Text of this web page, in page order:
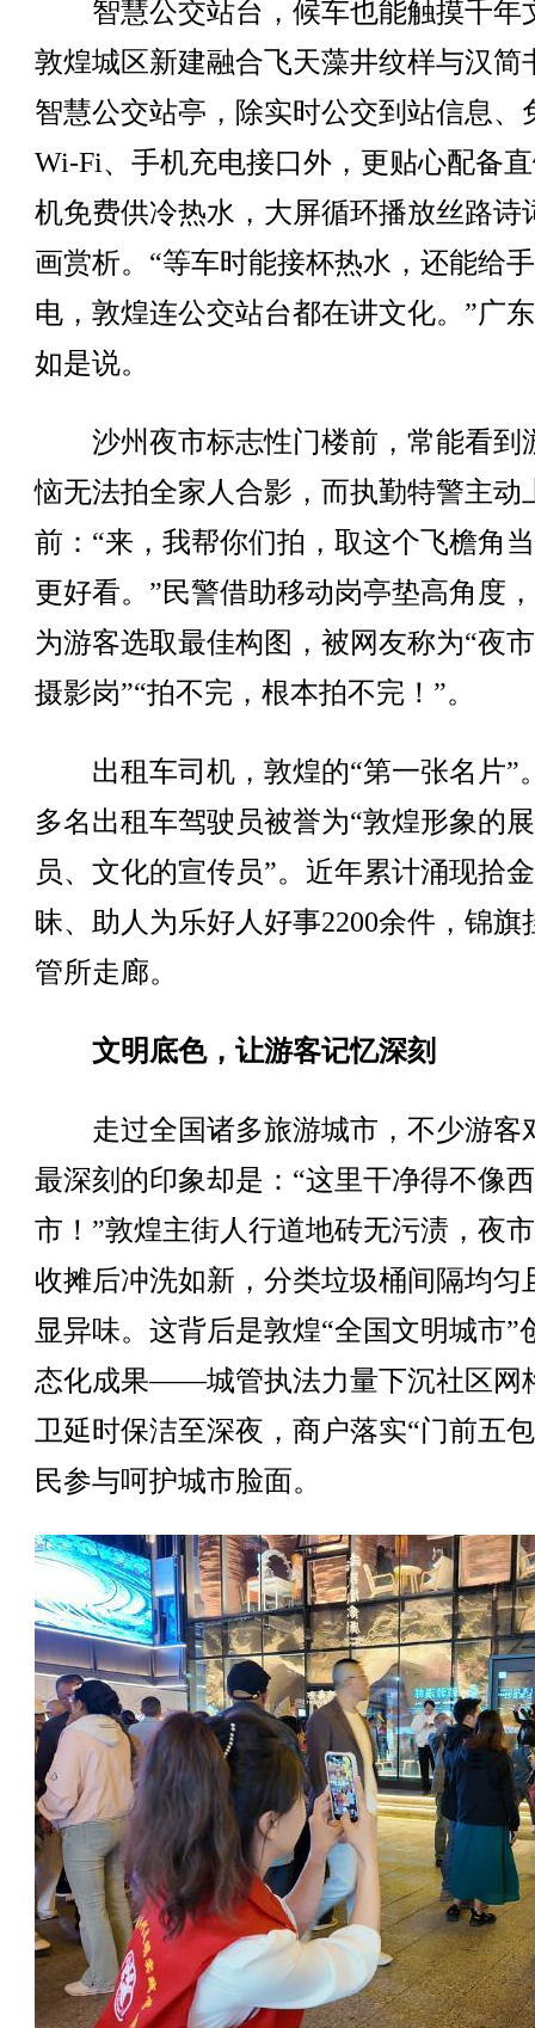
智慧公交站台，候车也能触摸千年
敦煌城区新建融合飞天藻井纹样与汉简
智慧公交站亭，除实时公交到站信息、
Wi-Fi、手机充电接口外，更贴心配备
机免费供冷热水，大屏循环播放丝路诗
画赏析。“等车时能接杯热水，还能给
电，敦煌连公交站台都在讲文化。”广
如是说。
沙州夜市标志性门楼前，常能看到
恼无法拍全家人合影，而执勤特警主动
前：“来，我帮你们拍，取这个飞檐角
更好看。”民警借助移动岗亭垫高角度
为游客选取最佳构图，被网友称为“夜
摄影岗”“拍不完，根本拍不完！”。
出租车司机，敦煌的“第一张名片”
多名出租车驾驶员被誉为“敦煌形象的
员、文化的宣传员”。近年累计涌现拾
昧、助人为乐好人好事2200余件，锦旗
管所走廊。
文明底色，让游客记忆深刻
走过全国诸多旅游城市，不少游客
最深刻的印象却是：“这里干净得不像
市！”敦煌主街人行道地砖无污渍，夜
收摊后冲洗如新，分类垃圾桶间隔均匀
显异味。这背后是敦煌“全国文明城市”
态化成果——城管执法力量下沉社区网
卫延时保洁至深夜，商户落实“门前五
民参与呵护城市脸面。